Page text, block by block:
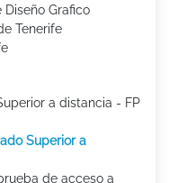
Grafico
Tenerife
a distancia - FP
Superior a
de acceso a